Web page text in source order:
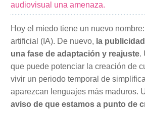
audiovisual una amenaza.
Hoy el miedo tiene un nuevo
artificial (IA). De nuevo, la
una fase de adaptación y reajuste.
que puede potenciar la creación de
vivir un periodo temporal de
aparezcan lenguajes más maduros.
aviso de que estamos a punto de